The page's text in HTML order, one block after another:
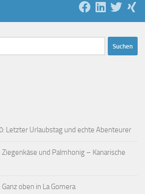
Letzter Urlaubstag und echte Abenteurer
Ziegenkäse und Palmhonig – Kanarische
oben in La Gomera